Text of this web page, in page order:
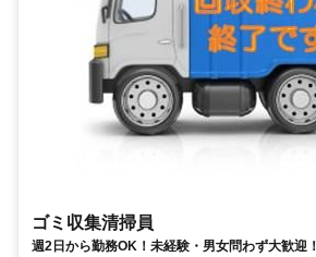
ゴミ収集清掃員
週2日から勤務OK！未経験・男女問わず大歓迎！